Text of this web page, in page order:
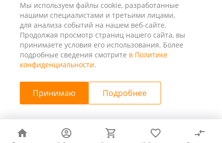
Мы используем файлы cookie, разработанные
нашими специалистами и третьими лицами,
для анализа событий на нашем веб-сайте.
Продолжая просмотр страниц нашего сайта, вы
принимаете условия его использования. Более
подробные сведения смотрите в Политике
конфиденциальности.
Принимаю Подробнее
© 2026 ООО «25 Киловатт» ИНН 4401188290, Все права
защищены